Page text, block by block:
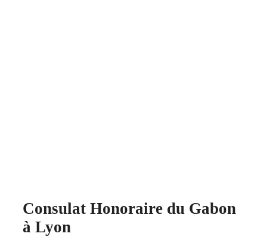
Consulat Honoraire du Gabon
à Lyon